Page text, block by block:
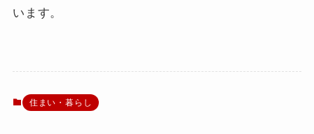
います。
住まい・暮らし